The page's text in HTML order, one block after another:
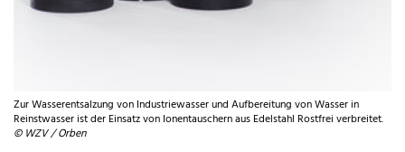
Zur Wasserentsalzung von Industriewasser und Aufbereitung von Wasser in
Reinstwasser ist der Einsatz von Ionentauschern aus Edelstahl Rostfrei verbreitet.
© WZV / Orben